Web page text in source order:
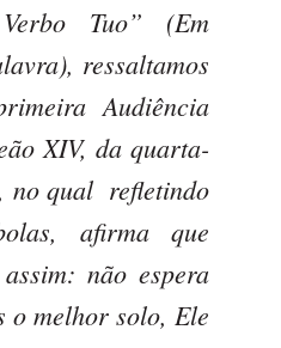
Tuo” (Em
ressaltamos
Audiência
XIV, da quarta-
no qual refletindo
afirma que
não espera
o melhor solo, Ele